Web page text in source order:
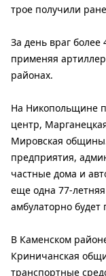
трое получили
За день враг более
применяя
районах.
На Никопольщине
центр,
Мировская
предприятия,
частные дома и
еще одна 77-
амбулаторно будет
В Каменском
Криничанская
транспортные